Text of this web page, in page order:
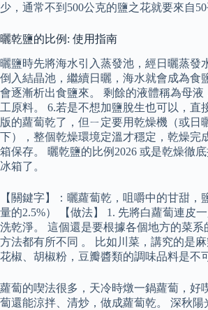
少，通常不到500公克的鹽之花就要來自50
曬乾鹽的比例: 使用指南
曬鹽時先將海水引入蒸發池，經日曬蒸發
倒入結晶池，繼續日曬，海水就會成為食
會逐漸析出食鹽來。 剩餘的液體稱為母
工原料。 6.若是不想加鹽脫生也可以，直
版的蘿蔔乾了，但ㄧ定要用乾燥機（或日
下），整個乾燥環境定溫才穩定，乾燥完
箱保存。 曬乾鹽的比例2026 或是乾燥徹
冰箱了。
【關鍵字】：曬蘿蔔乾，咀嚼中的甘甜，
量的2.5%） 【做法】 1. 先將白蘿蔔連皮
洗乾淨。 這個還是要根據各個地方的菜
方法都有所不同 。 比如川菜，講究的是麻
花椒、胡椒粉，豆瓣醬類的調味品料是不
蘿蔔的喫法很多，天冷時燉一鍋蘿蔔，好
蔔還能涼拌、清炒，做成蘿蔔乾。 深秋陽